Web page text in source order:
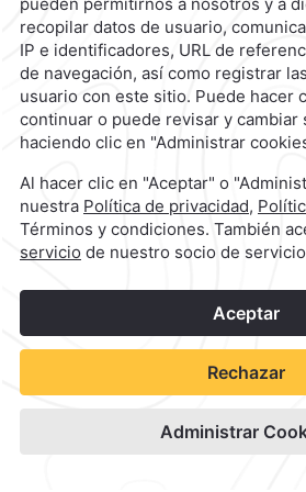
Camino Real Pedregal
©2026 Grupo